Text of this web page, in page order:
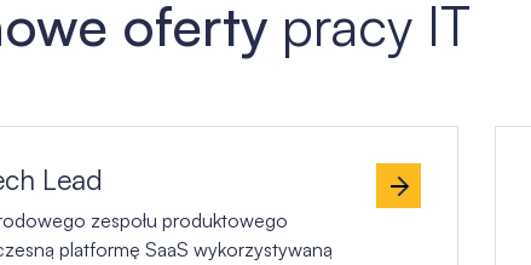
oferty pracy IT
Lead
zespołu produktowego
platformę SaaS wykorzystywaną